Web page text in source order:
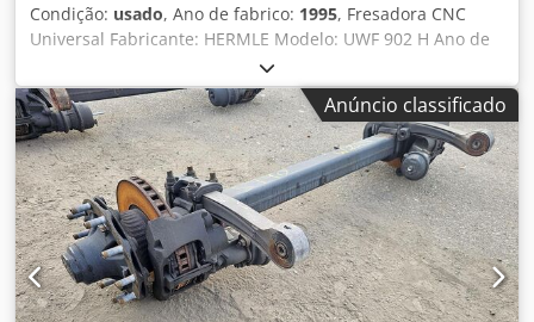
Condição: usado, Ano de fabrico: 1995, Fresadora CNC
Universal Fabricante: HERMLE Modelo: UWF 902 H Ano de
fabricação: 1995 Horas de operação: 46.680 Controle:
HEIDENHAIN TNC 426 Cursos X/Y/Z: 600 x 450 x 500 mm
Mesa angular: 900 x 458 mm Sonda 3D Renishaw Faixa de
rotações: 20 a 6.300 RPM Suporte de ferramenta: SK 40
Reservatório de líquido de refrigeração Potência do motor:
8,6 kW Peso aproximado: 4.500 kg Codpfx Ajv Rpr Sjd Rerf
Dimensões da máquina (C x L x A) aproximadas: 2.950 x
2.200 x 2.300 mm 3826
Anúncio classificado